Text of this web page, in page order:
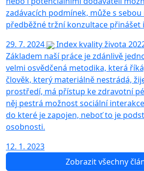
zadávacích podmínek, může s sebou
předběžné tržní konzultace přinášet
29. 7. 2024
Index kvality života
Základem naší práce je zdánlivě
velmi osvědčená metodika, která
člověk, který materiálně nestrádá,
prostředí, má přístup ke zdravotní
něj pestrá možnost sociální
do které je zapojen, neboť to je
osobnosti.
12. 1. 2023
Zobrazit všechny